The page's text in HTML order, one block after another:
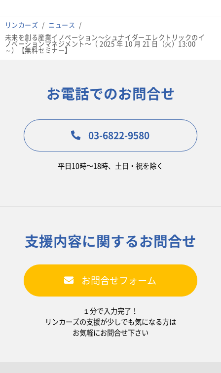
リンカーズ
ニュース
未来を創る産業イノベーション〜シュナイダーエレクトリックのイ
ノベーションマネジメント〜（ 2025 年 10 月 21 日（火）13:00
～）【無料セミナー】
お電話でのお問合せ
03-6822-9580
平日10時〜18時、土日・祝を除く
支援内容に関するお問合せ
お問合せフォーム
１分で入力完了！
リンカーズの支援が少しでも気になる方は
お気軽にお問合せ下さい